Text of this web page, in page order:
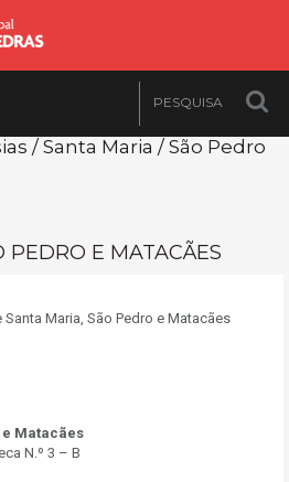
/ Santa Maria / São Pedro
PEDRO E MATACÃES
Matacães
N.º 3 – B